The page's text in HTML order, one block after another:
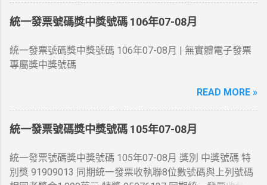
統一發票號碼獎中獎號碼 106年07-08月
統一發票號碼獎中獎號碼 106年07-08月 | 無實體電子發票
專屬獎中獎號碼
READ MORE »
統一發票號碼獎中獎號碼 105年07-08月
統一發票號碼獎中獎號碼 105年07-08月 獎別 中獎號碼 特
別獎 91909013 同期統一發票收執聯8位數號碼與上列號碼